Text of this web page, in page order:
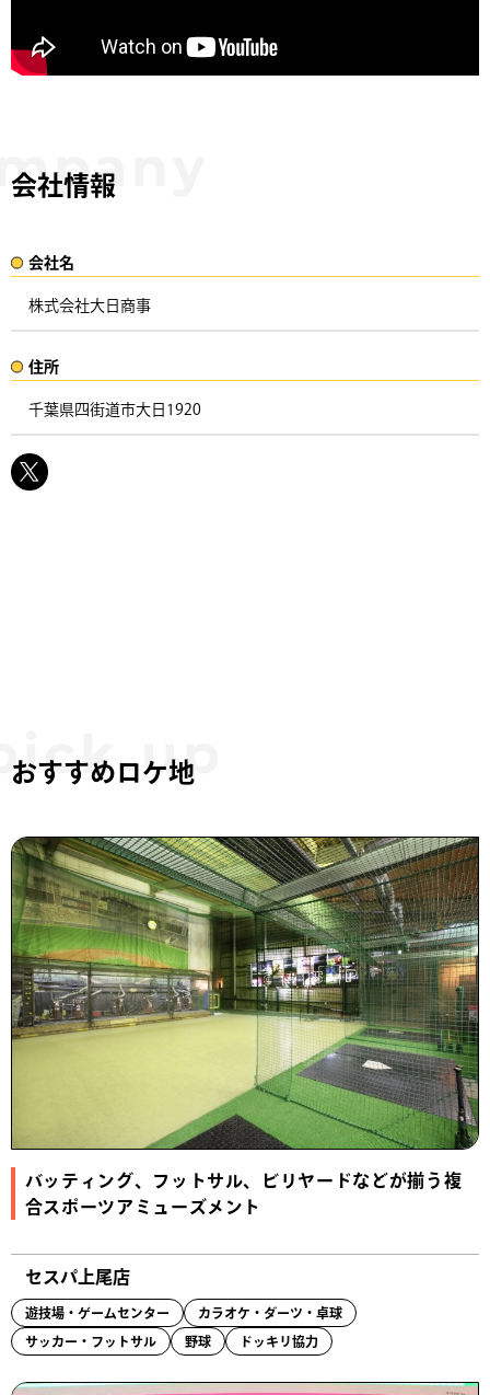
会社情報
会社名​
株式会社大日商事
住所​​
千葉県四街道市大日1920 ​
おすすめロケ地
バッティング、フットサル、ビリヤードなどが揃う複
合スポーツアミューズメント
セスパ上尾店
遊技場・ゲームセンター カラオケ・ダーツ・卓球
サッカー・フットサル 野球 ドッキリ協力